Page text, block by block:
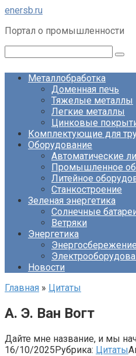
Перейти
контенту
enersb.ru
Портал о промышленности
Металлобработка
Доменная печь
Тяжелые металлы
Легкие металлы
Цинковые
Комплектующие для
Оборудование
Автоматические
Промышленное
Литейное
Станкостроение
Зеленая энергетика
Солнечные
Ветряки
Энергетика
Энергосбережение
Новости
Главная » Цитаты
А. Э. Ван Вогт
Дайте мне название, и мы
16/10/2025Рубрика: Цитаты